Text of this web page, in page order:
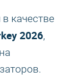
качестве
2026,